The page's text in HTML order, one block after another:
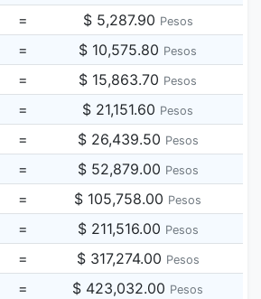
= $ 5,287.90 Pesos
= $ 10,575.80 Pesos
= $ 15,863.70 Pesos
= $ 21,151.60 Pesos
= $ 26,439.50 Pesos
= $ 52,879.00 Pesos
= $ 105,758.00 Pesos
= $ 211,516.00 Pesos
= $ 317,274.00 Pesos
= $ 423,032.00 Pesos